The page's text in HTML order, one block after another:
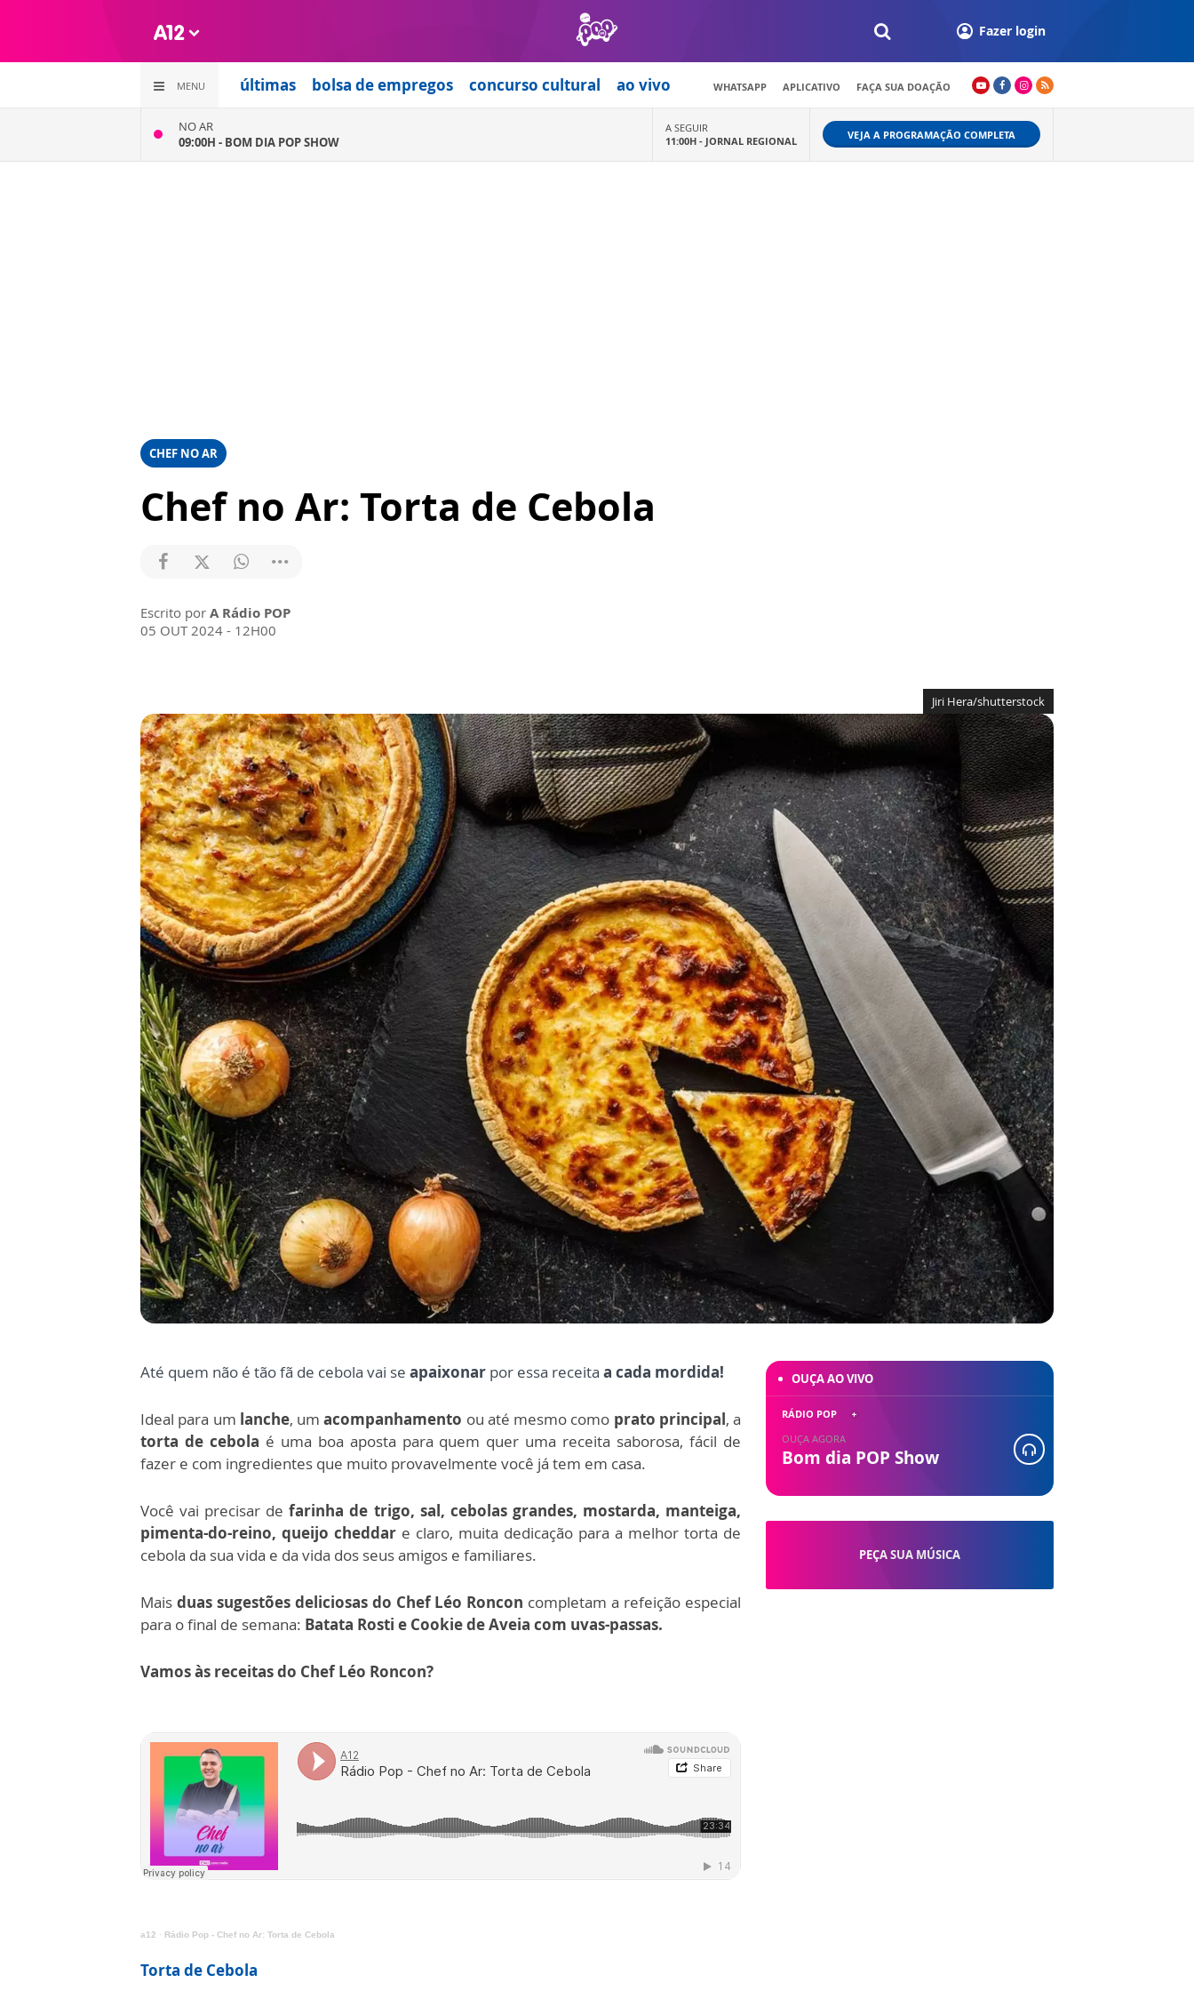
Fazer login
MENU últimas bolsa de empregos concurso cultural ao vivo WHATSAPP APLICATIVO FAÇA SUA DOAÇÃO
NO AR
09:00H - BOM DIA POP SHOW
A SEGUIR
11:00H - JORNAL REGIONAL VEJA A PROGRAMAÇÃO COMPLETA
CHEF NO AR
Chef no Ar: Torta de Cebola
Escrito por A Rádio POP
05 OUT 2024 - 12H00
Jiri Hera/shutterstock
Até quem não é tão fã de cebola vai se apaixonar por essa receita a cada mordida!
Ideal para um lanche, umacompanhamento ou até mesmo como prato principal, a
torta de cebola é uma boa aposta para quem quer uma receita saborosa, fácil de
fazer e com ingredientes que muito provavelmente você já tem em casa.
Você vai precisar defarinha de trigo, sal, cebolas grandes, mostarda, manteiga,
pimenta-do-reino, queijo cheddar e claro, muita dedicação para a melhor torta de
cebola da sua vida e da vida dos seus amigos e familiares.
Mais duas sugestões deliciosas do Chef Léo Roncon completam a refeição especial
para o final de semana: Batata Rosti e Cookie de Aveia com uvas-passas.
Vamos às receitas do Chef Léo Roncon?
a12 · Rádio Pop - Chef no Ar: Torta de Cebola
Torta de Cebola
PEÇA SUA MÚSICA
OUÇA AO VIVO
RÁDIO POP
OUÇA AGORA
Bom dia POP Show